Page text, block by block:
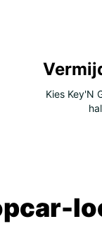
Kies Key'N